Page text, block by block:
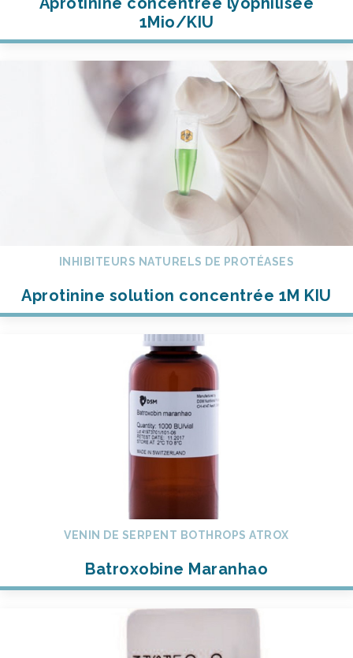
1Mio/KIU
INHIBITEURS NATURELS DE PROTÉASES
Aprotinine solution concentrée 1M KIU
VENIN DE SERPENT BOTHROPS ATROX
Batroxobine Maranhao